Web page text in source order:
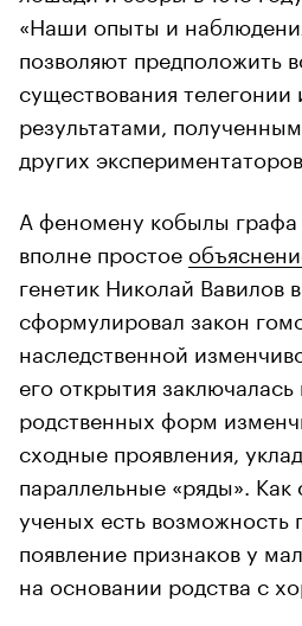
«Наши опыты и
позволяют предположить
существования телегонии
результатами,
других
А феномену кобылы
вполне простое
генетик Николай Вавилов
сформулировал закон
наследственной
его открытия
родственных форм
сходные проявления,
параллельные «ряды». Как
ученых есть возможность
появление признаков у
на основании родства с